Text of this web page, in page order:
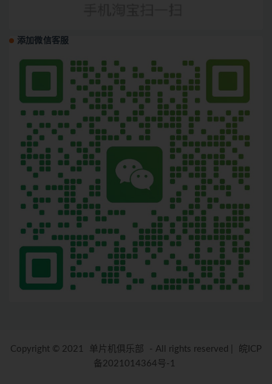
添加微信客服
Copyright © 2021 单片机俱乐部 - All rights reserved
皖ICP
备2021014364号-1